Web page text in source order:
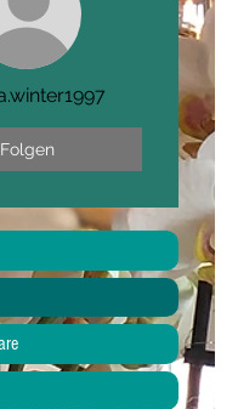
Folgen